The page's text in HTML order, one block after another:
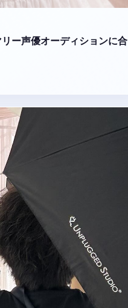
ー声優オーディションに合